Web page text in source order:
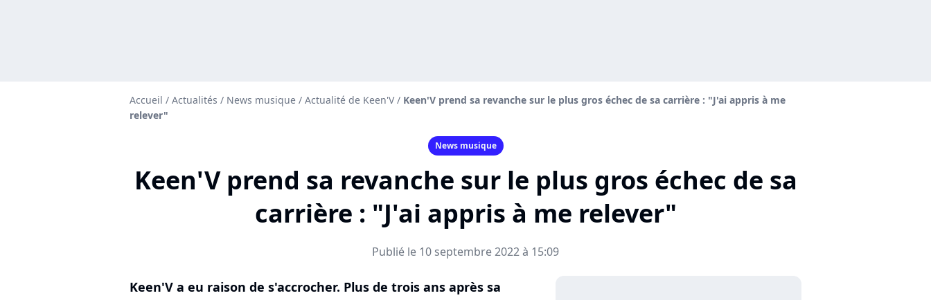
Accueil / Actualités / News musique / Actualité de Keen'V / Keen'V prend sa revanche sur le plus gros échec de sa carrière : "J'ai appris à me
relever"
News musique
Keen'V prend sa revanche sur le plus gros échec de sa
carrière : "J'ai appris à me relever"
Publié le 10 septembre 2022 à 15:09
Keen'V a eu raison de s'accrocher. Plus de trois ans après sa